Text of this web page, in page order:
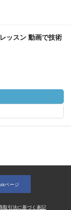
ッスン 動画で技術
ページ
取引法に基づく表記